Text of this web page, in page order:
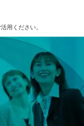
用ください。